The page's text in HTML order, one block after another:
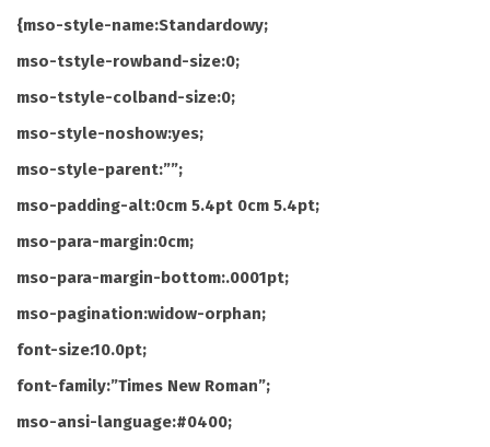
{mso-style-name:Standardowy;
mso-tstyle-rowband-size:0;
mso-tstyle-colband-size:0;
mso-style-noshow:yes;
mso-style-parent:””;
mso-padding-alt:0cm 5.4pt 0cm 5.4pt;
mso-para-margin:0cm;
mso-para-margin-bottom:.0001pt;
mso-pagination:widow-orphan;
font-size:10.0pt;
font-family:”Times New Roman”;
mso-ansi-language:#0400;